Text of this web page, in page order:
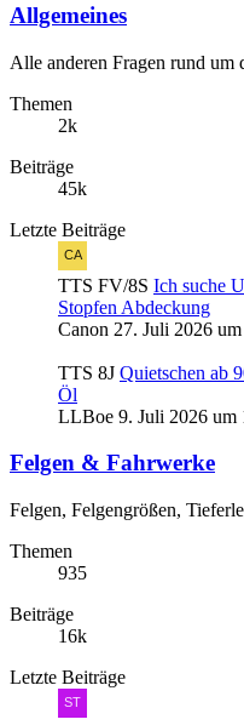
Allgemeines
Alle anderen Fragen rund
Themen
2k
Beiträge
45k
Letzte Beiträge
TTS FV/8S Ich suche
Stopfen Abdeckung
Canon 27. Juli 2026
TTS 8J Quietschen ab
Öl
LLBoe 9. Juli 2026 um
Felgen & Fahrwerke
Felgen, Felgengrößen,
Themen
935
Beiträge
16k
Letzte Beiträge